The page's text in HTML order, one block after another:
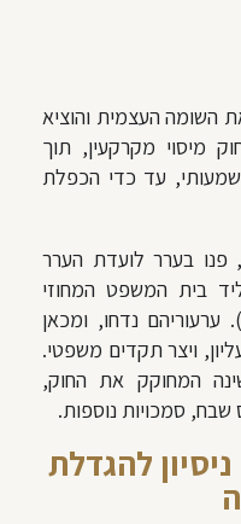
השומה העצמית והוציא
זמניות לפי סעיף 78 לחוק מיסוי מקרקעין, תוך
עד כדי הכפלת
פנו בערר לועדת הערר
בית המשפט המחוזי
בחיפה (עמ"ש 100/86, 99, 98). ערעוריהם נדחו, ומכאן
ויצר תקדים משפטי.
המחוקק את החוק,
סמכויות נוספות.
להגדלת